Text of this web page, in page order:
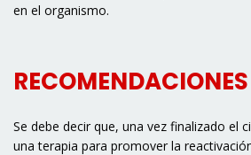
en el organismo.
RECOMENDACIONES
Se debe decir que, una vez finalizado el
una terapia para promover la